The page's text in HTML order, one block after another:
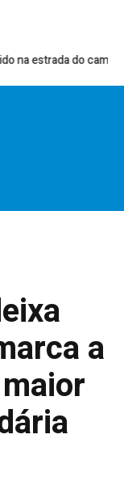
estrada do campo
a